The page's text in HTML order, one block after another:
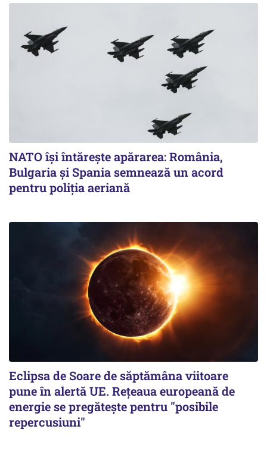
NATO își întărește apărarea: România,
Bulgaria și Spania semnează un acord
pentru poliția aeriană
Eclipsa de Soare de săptămâna viitoare
pune în alertă UE. Rețeaua europeană de
energie se pregătește pentru "posibile
repercusiuni"